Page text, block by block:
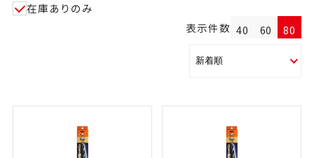
在庫ありのみ
表示件数 40 60 80